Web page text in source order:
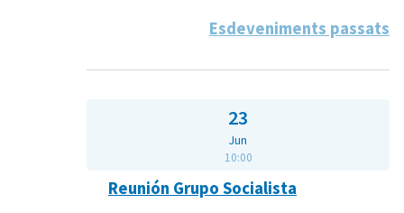
Esdeveniments passats
23
Jun
10:00
Reunión Grupo Socialista